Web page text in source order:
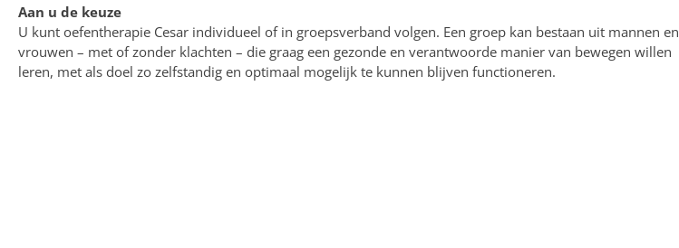
Aan u de keuze
U kunt oefentherapie Cesar individueel of in groepsverband volgen. Een groep kan bestaan uit mannen en
vrouwen – met of zonder klachten – die graag een gezonde en verantwoorde manier van bewegen willen
leren, met als doel zo zelfstandig en optimaal mogelijk te kunnen blijven functioneren.